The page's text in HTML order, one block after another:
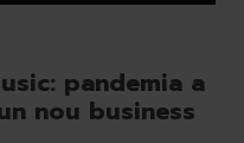
pandemia a
nou business